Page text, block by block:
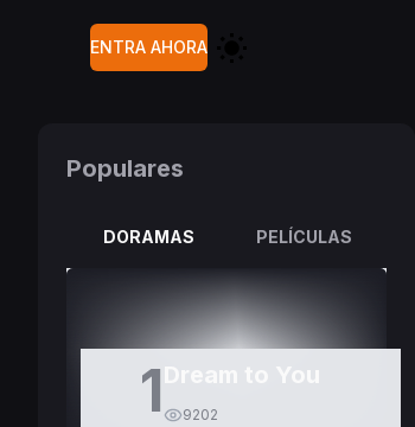
ENTRA AHORA
Populares
DORAMAS PELÍCULAS
1 9202